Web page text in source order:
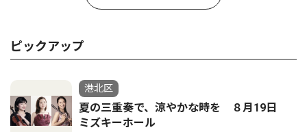
ピックアップ
港北区
夏の三重奏で、涼やかな時を ８月19日
ミズキーホール